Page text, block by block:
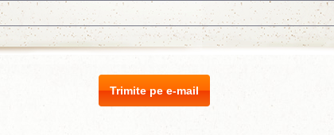
Trimite pe e-mail